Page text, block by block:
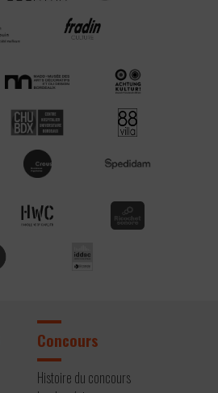
Concours
Histoire du concours